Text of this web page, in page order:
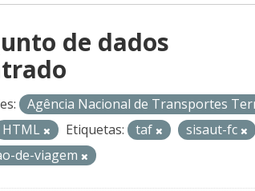
de dados
Agência Nacional de Transportes
HTML Etiquetas: taf sisaut-fc
de-viagem